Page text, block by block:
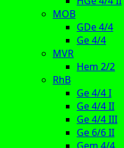
MOB
GDe 4/4
Ge 4/4
MVR
Hem 2/2
RhB
Ge 4/4 I
Ge 4/4 II
Ge 4/4 III
Ge 6/6 II